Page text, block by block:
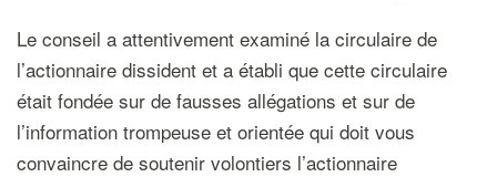
Le conseil a attentivement examiné la circulaire de
l’actionnaire dissident et a établi que cette circulaire
était fondée sur de fausses allégations et sur de
l’information trompeuse et orientée qui doit vous
convaincre de soutenir volontiers l’actionnaire